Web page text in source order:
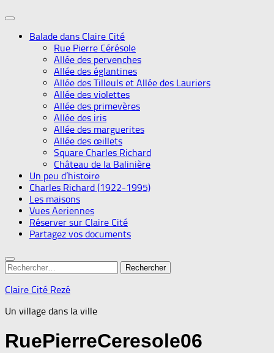
Balade dans Claire Cité
Rue Pierre Cérésole
Allée des pervenches
Allée des églantines
Allée des Tilleuls et Allée des Lauriers
Allée des violettes
Allée des primevères
Allée des iris
Allée des marguerites
Allée des œillets
Square Charles Richard
Château de la Balinière
Un peu d’histoire
Charles Richard (1922-1995)
Les maisons
Vues Aeriennes
Réserver sur Claire Cité
Partagez vos documents
Rechercher :
Claire Cité Rezé
Un village dans la ville
RuePierreCeresole06